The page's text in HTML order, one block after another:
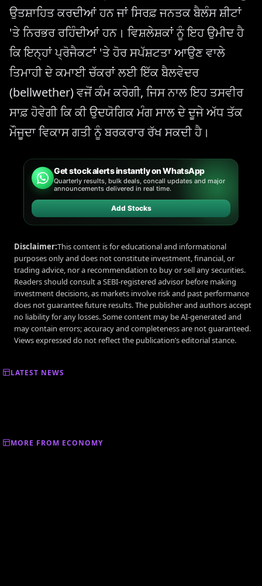
ਉਤਸ਼ਾਹਿਤ ਕਰਦੀਆਂ ਹਨ ਜਾਂ ਸਿਰਫ਼ ਜਨਤਕ ਬੈਲੰਸ ਸ਼ੀਟਾਂ
'ਤੇ ਨਿਰਭਰ ਰਹਿੰਦੀਆਂ ਹਨ। ਵਿਸ਼ਲੇਸ਼ਕਾਂ ਨੂੰ ਇਹ ਉਮੀਦ ਹੈ
ਕਿ ਇਨ੍ਹਾਂ ਪ੍ਰੋਜੈਕਟਾਂ 'ਤੇ ਹੋਰ ਸਪੱਸ਼ਟਤਾ ਆਉਣ ਵਾਲੇ
ਤਿਮਾਹੀ ਦੇ ਕਮਾਈ ਚੱਕਰਾਂ ਲਈ ਇੱਕ ਬੈਲਵੇਦਰ
(bellwether) ਵਜੋਂ ਕੰਮ ਕਰੇਗੀ, ਜਿਸ ਨਾਲ ਇਹ ਤਸਵੀਰ
ਸਾਫ਼ ਹੋਵੇਗੀ ਕਿ ਕੀ ਉਦਯੋਗਿਕ ਮੰਗ ਸਾਲ ਦੇ ਦੂਜੇ ਅੱਧ ਤੱਕ
ਮੌਜੂਦਾ ਵਿਕਾਸ ਗਤੀ ਨੂੰ ਬਰਕਰਾਰ ਰੱਖ ਸਕਦੀ ਹੈ।
Get stock alerts instantly on WhatsApp
Quarterly results, bulk deals, concall updates and major
announcements delivered in real time.
Add Stocks
Disclaimer:This content is for educational and informational
purposes only and does not constitute investment, financial, or
trading advice, nor a recommendation to buy or sell any securities.
Readers should consult a SEBI-registered advisor before making
investment decisions, as markets involve risk and past performance
does not guarantee future results. The publisher and authors accept
no liability for any losses. Some content may be AI-generated and
may contain errors; accuracy and completeness are not guaranteed.
Views expressed do not reflect the publication’s editorial stance.
LATEST NEWS
MORE FROM ECONOMY